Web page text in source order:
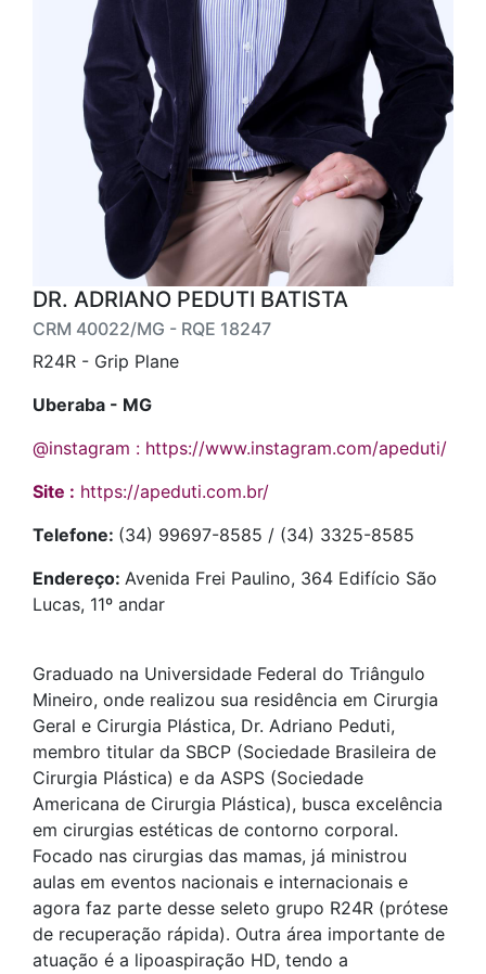
DR. ADRIANO PEDUTI BATISTA
CRM 40022/MG - RQE 18247
R24R - Grip Plane
Uberaba - MG
@instagram : https://www.instagram.com/apeduti/
Site : https://apeduti.com.br/
Telefone: (34) 99697-8585 / (34) 3325-8585
Endereço: Avenida Frei Paulino, 364 Edifício São
Lucas, 11º andar
Graduado na Universidade Federal do Triângulo
Mineiro, onde realizou sua residência em Cirurgia
Geral e Cirurgia Plástica, Dr. Adriano Peduti,
membro titular da SBCP (Sociedade Brasileira de
Cirurgia Plástica) e da ASPS (Sociedade
Americana de Cirurgia Plástica), busca excelência
em cirurgias estéticas de contorno corporal.
Focado nas cirurgias das mamas, já ministrou
aulas em eventos nacionais e internacionais e
agora faz parte desse seleto grupo R24R (prótese
de recuperação rápida). Outra área importante de
atuação é a lipoaspiração HD, tendo a